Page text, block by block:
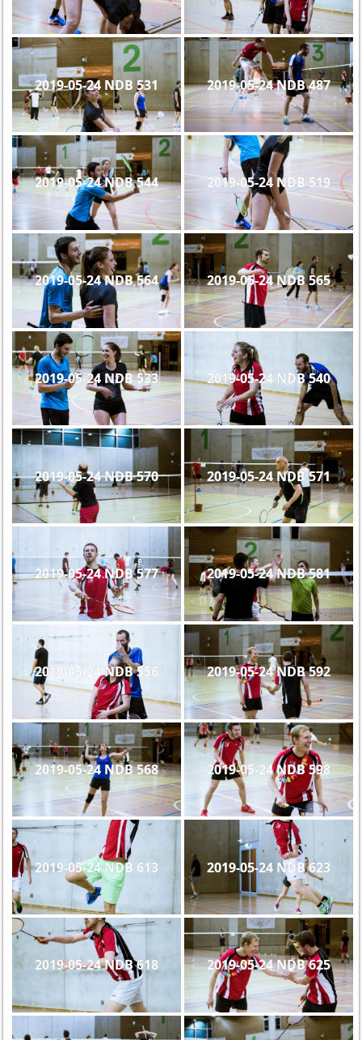
2019-05-24 NDB 531 2019-05-24 NDB 487
2019-05-24 NDB 544 2019-05-24 NDB 519
2019-05-24 NDB 564 2019-05-24 NDB 565
2019-05-24 NDB 533 2019-05-24 NDB 540
2019-05-24 NDB 570 2019-05-24 NDB 571
2019-05-24 NDB 577 2019-05-24 NDB 581
2019-05-24 NDB 556 2019-05-24 NDB 592
2019-05-24 NDB 568 2019-05-24 NDB 598
2019-05-24 NDB 613 2019-05-24 NDB 623
2019-05-24 NDB 618 2019-05-24 NDB 625